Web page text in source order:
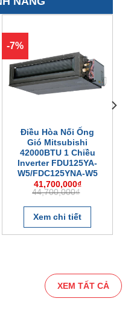
-7%
Điều Hòa Nối Ống
Gió Mitsubishi
42000BTU 1 Chiều
Inverter FDU125YA-
W5/FDC125YNA-W5
44,700,000₫
44,700,000₫.
41,700,000₫
41,700,000₫.
Xem chi tiết
XEM TẤT CẢ